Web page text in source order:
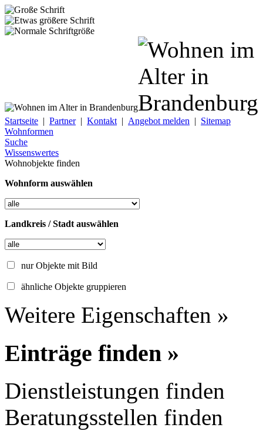
Startseite | Partner| Kontakt | Angebot melden | Sitemap
Wohnformen
Suche
Wissenswertes
Wohnobjekte finden
Wohnform auswählen
Landkreis / Stadt auswählen
nur Objekte mit Bild
ähnliche Objekte gruppieren
Weitere Eigenschaften »
Einträge finden »
Dienstleistungen finden
Beratungsstellen finden